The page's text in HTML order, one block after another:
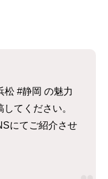
松 #静岡 の魅力
てください。
にてご紹介させ